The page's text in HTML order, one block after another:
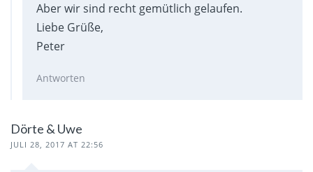
Aber wir sind recht gemütlich gelaufen.
Liebe Grüße,
Peter
Antworten
Dörte & Uwe
JULI 28, 2017 AT 22:56